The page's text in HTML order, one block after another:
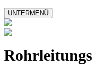
UNTERMENÜ